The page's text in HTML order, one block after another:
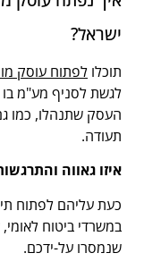
ישראל?
תוכלו לפתוח עוסק
לגשת לסניף מע"מ בו
העסק שתנהלו, כמו
תעודה.
איזו גאווה
כעת עליהם לפתוח
במשרדי ביטוח
שנמסרו על-ידכם.